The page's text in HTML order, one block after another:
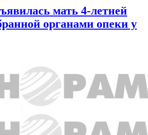
мать 4-летней
органами опеки у